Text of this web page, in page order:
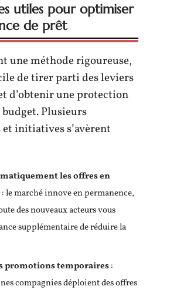
utiles pour optimiser
de prêt
une méthode rigoureuse,
de tirer parti des leviers
d’obtenir une protection
budget. Plusieurs
initiatives s’avèrent
les offres en
: le marché innove en permanence,
des nouveaux acteurs vous
supplémentaire de réduire la
promotions temporaires:
compagnies déploient des offres